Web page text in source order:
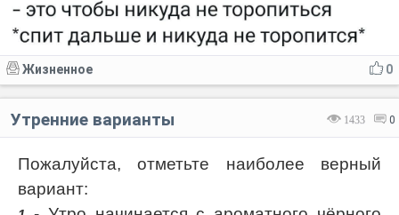
0
Жизненное
1433 0
Утренние варианты
Пожалуйста, отметьте наиболее верный
вариант: